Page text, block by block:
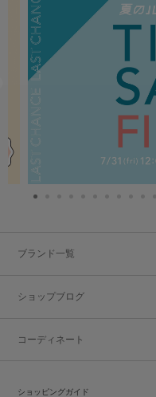
ブランド一覧
ショップブログ
コーディネート
ショッピングガイド